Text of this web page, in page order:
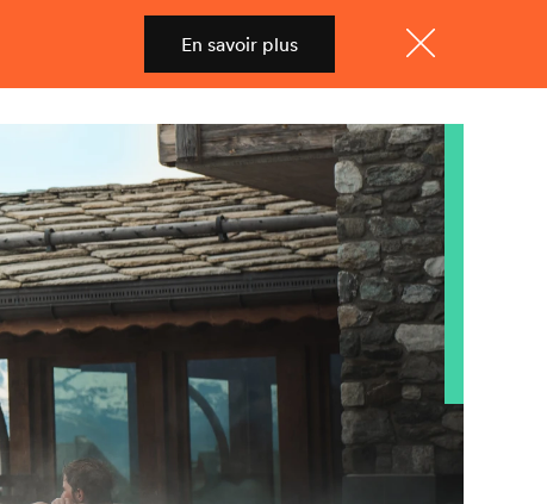
En savoir plus Menu
Shop